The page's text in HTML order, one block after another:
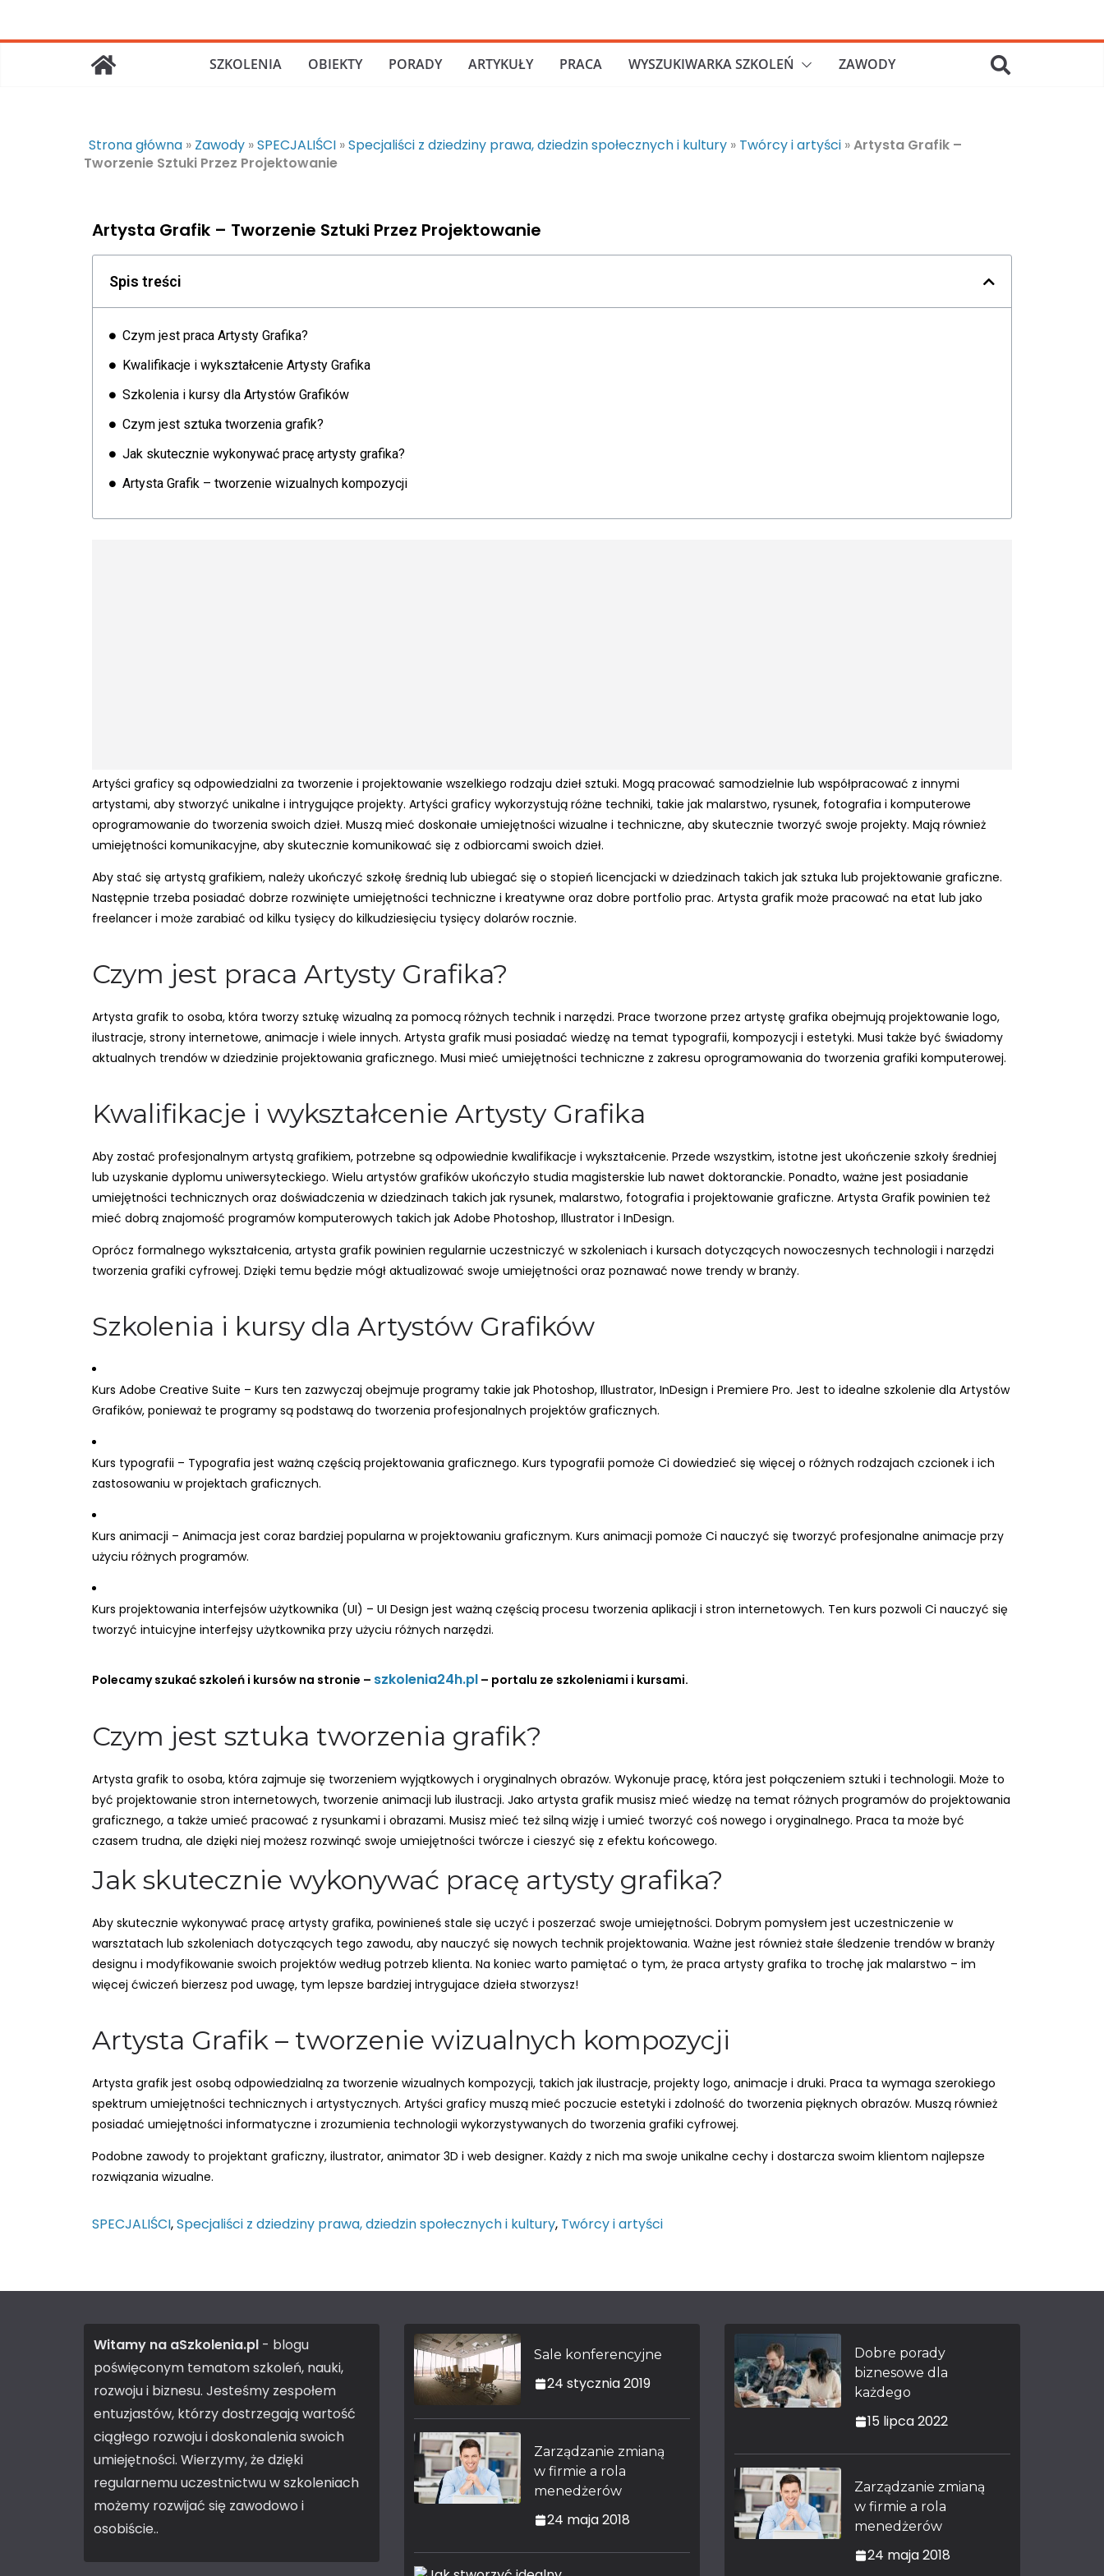
SZKOLENIA OBIEKTY PORADY ARTYKUŁY PRACA WYSZUKIWARKA SZKOLEŃ ZAWODY
Strona główna » Zawody »SPECJALIŚCI »Specjaliści z dziedziny prawa, dziedzin społecznych i kultury » Twórcy i artyści »Artysta Grafik –
Tworzenie Sztuki Przez Projektowanie
Artysta Grafik – Tworzenie Sztuki Przez Projektowanie
Spis treści
Czym jest praca Artysty Grafika?
Kwalifikacje i wykształcenie Artysty Grafika
Szkolenia i kursy dla Artystów Grafików
Czym jest sztuka tworzenia grafik?
Jak skutecznie wykonywać pracę artysty grafika?
Artysta Grafik – tworzenie wizualnych kompozycji
Artyści graficy są odpowiedzialni za tworzenie i projektowanie wszelkiego rodzaju dzieł sztuki. Mogą pracować samodzielnie lub współpracować z innymi
artystami, aby stworzyć unikalne i intrygujące projekty. Artyści graficy wykorzystują różne techniki, takie jak malarstwo, rysunek, fotografia i komputerowe
oprogramowanie do tworzenia swoich dzieł. Muszą mieć doskonałe umiejętności wizualne i techniczne, aby skutecznie tworzyć swoje projekty. Mają również
umiejętności komunikacyjne, aby skutecznie komunikować się z odbiorcami swoich dzieł.
Aby stać się artystą grafikiem, należy ukończyć szkołę średnią lub ubiegać się o stopień licencjacki w dziedzinach takich jak sztuka lub projektowanie graficzne.
Następnie trzeba posiadać dobrze rozwinięte umiejętności techniczne i kreatywne oraz dobre portfolio prac. Artysta grafik może pracować na etat lub jako
freelancer i może zarabiać od kilku tysięcy do kilkudziesięciu tysięcy dolarów rocznie.
Czym jest praca Artysty Grafika?
Artysta grafik to osoba, która tworzy sztukę wizualną za pomocą różnych technik i narzędzi. Prace tworzone przez artystę grafika obejmują projektowanie logo,
ilustracje, strony internetowe, animacje i wiele innych. Artysta grafik musi posiadać wiedzę na temat typografii, kompozycji i estetyki. Musi także być świadomy
aktualnych trendów w dziedzinie projektowania graficznego. Musi mieć umiejętności techniczne z zakresu oprogramowania do tworzenia grafiki komputerowej.
Kwalifikacje i wykształcenie Artysty Grafika
Aby zostać profesjonalnym artystą grafikiem, potrzebne są odpowiednie kwalifikacje i wykształcenie. Przede wszystkim, istotne jest ukończenie szkoły średniej
lub uzyskanie dyplomu uniwersyteckiego. Wielu artystów grafików ukończyło studia magisterskie lub nawet doktoranckie. Ponadto, ważne jest posiadanie
umiejętności technicznych oraz doświadczenia w dziedzinach takich jak rysunek, malarstwo, fotografia i projektowanie graficzne. Artysta Grafik powinien też
mieć dobrą znajomość programów komputerowych takich jak Adobe Photoshop, Illustrator i InDesign.
Oprócz formalnego wykształcenia, artysta grafik powinien regularnie uczestniczyć w szkoleniach i kursach dotyczących nowoczesnych technologii i narzędzi
tworzenia grafiki cyfrowej. Dzięki temu będzie mógł aktualizować swoje umiejętności oraz poznawać nowe trendy w branży.
Szkolenia i kursy dla Artystów Grafików
Kurs Adobe Creative Suite – Kurs ten zazwyczaj obejmuje programy takie jak Photoshop, Illustrator, InDesign i Premiere Pro. Jest to idealne szkolenie dla Artystów
Grafików, ponieważ te programy są podstawą do tworzenia profesjonalnych projektów graficznych.
Kurs typografii – Typografia jest ważną częścią projektowania graficznego. Kurs typografii pomoże Ci dowiedzieć się więcej o różnych rodzajach czcionek i ich
zastosowaniu w projektach graficznych.
Kurs animacji – Animacja jest coraz bardziej popularna w projektowaniu graficznym. Kurs animacji pomoże Ci nauczyć się tworzyć profesjonalne animacje przy
użyciu różnych programów.
Kurs projektowania interfejsów użytkownika (UI) – UI Design jest ważną częścią procesu tworzenia aplikacji i stron internetowych. Ten kurs pozwoli Ci nauczyć się
tworzyć intuicyjne interfejsy użytkownika przy użyciu różnych narzędzi.
Polecamy szukać szkoleń i kursów na stronie – szkolenia24h.pl – portalu ze szkoleniami i kursami.
Czym jest sztuka tworzenia grafik?
Artysta grafik to osoba, która zajmuje się tworzeniem wyjątkowych i oryginalnych obrazów. Wykonuje pracę, która jest połączeniem sztuki i technologii. Może to
być projektowanie stron internetowych, tworzenie animacji lub ilustracji. Jako artysta grafik musisz mieć wiedzę na temat różnych programów do projektowania
graficznego, a także umieć pracować z rysunkami i obrazami. Musisz mieć też silną wizję i umieć tworzyć coś nowego i oryginalnego. Praca ta może być
czasem trudna, ale dzięki niej możesz rozwinąć swoje umiejętności twórcze i cieszyć się z efektu końcowego.
Jak skutecznie wykonywać pracę artysty grafika?
Aby skutecznie wykonywać pracę artysty grafika, powinieneś stale się uczyć i poszerzać swoje umiejętności. Dobrym pomysłem jest uczestniczenie w
warsztatach lub szkoleniach dotyczących tego zawodu, aby nauczyć się nowych technik projektowania. Ważne jest również stałe śledzenie trendów w branży
designu i modyfikowanie swoich projektów według potrzeb klienta. Na koniec warto pamiętać o tym, że praca artysty grafika to trochę jak malarstwo – im
więcej ćwiczeń bierzesz pod uwagę, tym lepsze bardziej intrygujace dzieła stworzysz!
Artysta Grafik – tworzenie wizualnych kompozycji
Artysta grafik jest osobą odpowiedzialną za tworzenie wizualnych kompozycji, takich jak ilustracje, projekty logo, animacje i druki. Praca ta wymaga szerokiego
spektrum umiejętności technicznych i artystycznych. Artyści graficy muszą mieć poczucie estetyki i zdolność do tworzenia pięknych obrazów. Muszą również
posiadać umiejętności informatyczne i zrozumienia technologii wykorzystywanych do tworzenia grafiki cyfrowej.
Podobne zawody to projektant graficzny, ilustrator, animator 3D i web designer. Każdy z nich ma swoje unikalne cechy i dostarcza swoim klientom najlepsze
rozwiązania wizualne.
SPECJALIŚCI,Specjaliści z dziedziny prawa, dziedzin społecznych i kultury, Twórcy i artyści
Witamy na aSzkolenia.pl - blogu
poświęconym tematom szkoleń, nauki,
rozwoju i biznesu. Jesteśmy zespołem
entuzjastów, którzy dostrzegają wartość
ciągłego rozwoju i doskonalenia swoich
umiejętności. Wierzymy, że dzięki
regularnemu uczestnictwu w szkoleniach
możemy rozwijać się zawodowo i
osobiście..
Sale konferencyjne
24 stycznia 2019
Zarządzanie zmianą
w firmie a rola
menedżerów
24 maja 2018
Dobre porady
biznesowe dla
każdego
15 lipca 2022
Zarządzanie zmianą
w firmie a rola
menedżerów
24 maja 2018